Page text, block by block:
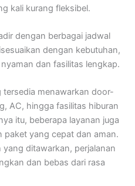
kali kurang fleksibel.
dengan berbagai jadwal
dengan kebutuhan,
dan fasilitas lengkap.
tersedia menawarkan door-
AC, hingga fasilitas hiburan
itu, beberapa layanan juga
paket yang cepat dan aman.
ditawarkan, perjalanan
dan bebas dari rasa